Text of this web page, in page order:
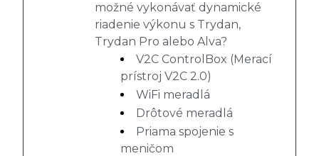
možné vykonávať dynamické
riadenie výkonu s Trydan,
Trydan Pro alebo Alva?
V2C ControlBox (Merací
prístroj V2C 2.0)
WiFi meradlá
Drôtové meradlá
Priama spojenie s
meničom